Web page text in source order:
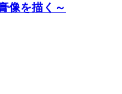
像を描く～